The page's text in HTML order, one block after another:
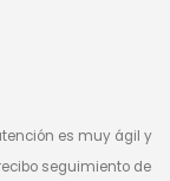
es muy ágil y
seguimiento de